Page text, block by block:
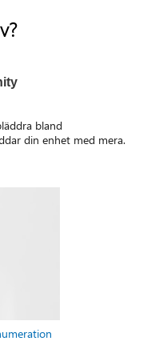
bland
din enhet med mera.